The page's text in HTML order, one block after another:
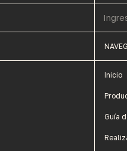
Inicio
Guía